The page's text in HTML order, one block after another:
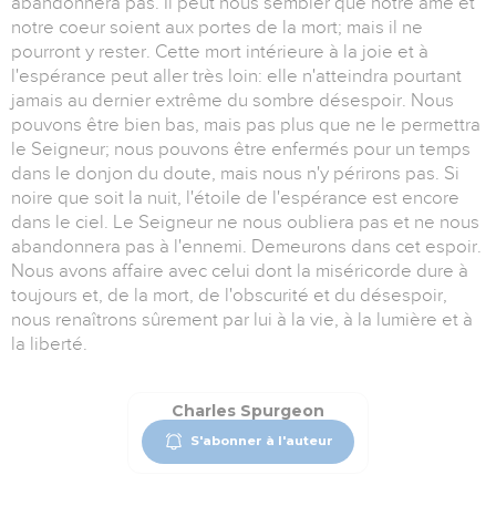
notre coeur soient aux portes de la mort; mais il ne
pourront y rester. Cette mort intérieure à la joie et à
l'espérance peut aller très loin: elle n'atteindra pourtant
jamais au dernier extrême du sombre désespoir. Nous
pouvons être bien bas, mais pas plus que ne le permettra
le Seigneur; nous pouvons être enfermés pour un temps
dans le donjon du doute, mais nous n'y périrons pas. Si
noire que soit la nuit, l'étoile de l'espérance est encore
dans le ciel. Le Seigneur ne nous oubliera pas et ne nous
abandonnera pas à l'ennemi. Demeurons dans cet espoir.
Nous avons affaire avec celui dont la miséricorde dure à
toujours et, de la mort, de l'obscurité et du désespoir,
nous renaîtrons sûrement par lui à la vie, à la lumière et à
la liberté.
Charles Spurgeon
S'abonner à l'auteur